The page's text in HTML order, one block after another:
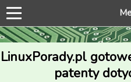
LinuxPorady.pl
patenty